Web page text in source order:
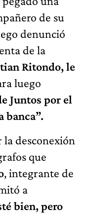
de su
denunció
de la
Ritondo, le
luego
Juntos por el
banca”.
desconexión
que
, integrante de
a
bien, pero